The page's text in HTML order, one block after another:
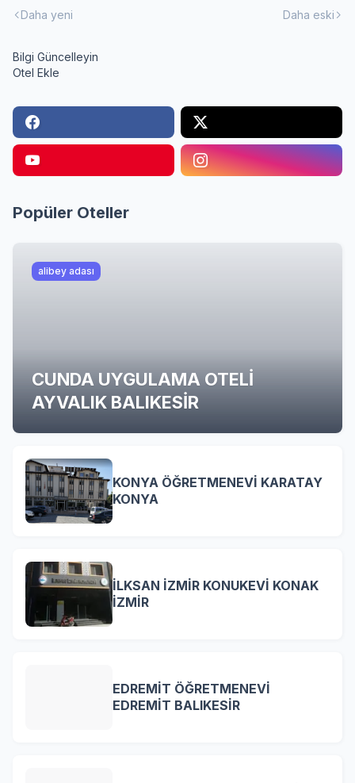
Daha yeni Daha eski
Bilgi Güncelleyin
Otel Ekle
Popüler Oteller
alibey adası
CUNDA UYGULAMA OTELİ
AYVALIK BALIKESİR
KONYA ÖĞRETMENEVİ KARATAY
KONYA
İLKSAN İZMİR KONUKEVİ KONAK
İZMİR
EDREMİT ÖĞRETMENEVİ
EDREMİT BALIKESİR